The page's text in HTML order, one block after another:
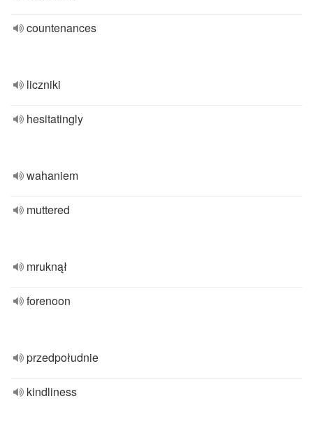
countenances
liczniki
hesitatingly
wahaniem
muttered
mruknął
forenoon
przedpołudnie
kindliness